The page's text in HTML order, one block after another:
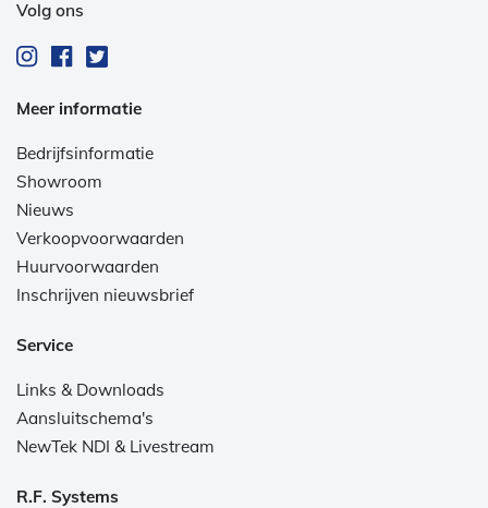
Volg ons
Meer informatie
Bedrijfsinformatie
Showroom
Nieuws
Verkoopvoorwaarden
Huurvoorwaarden
Inschrijven nieuwsbrief
Service
Links & Downloads
Aansluitschema's
NewTek NDI & Livestream
R.F. Systems